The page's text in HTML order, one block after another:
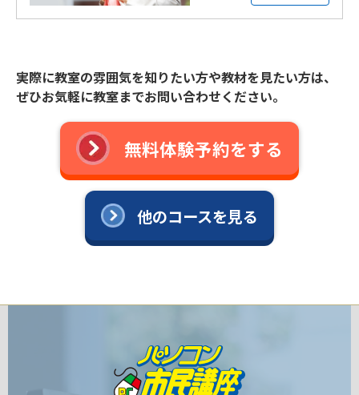
実際に教室の雰囲気を知りたい方や教材を見たい方は、
ぜひお気軽に教室までお問い合わせください。
無料体験予約をする
他のコースを見る